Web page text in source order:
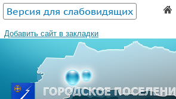
Версия для слабовидящих
Добавить сайт в закладки